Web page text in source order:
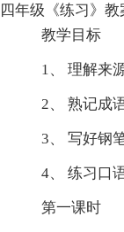
四年级《练习》教
教学目标
1、 理解来
2、 熟记成
3、 写好钢
4、 练习口
第一课时